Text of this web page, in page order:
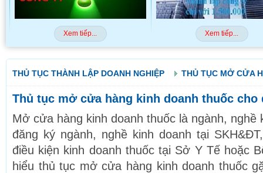
Xem tiếp... Xem tiếp...
THỦ TỤC THÀNH LẬP DOANH NGHIỆP THỦ TỤC MỞ CỬA
Thủ tục mở cửa hàng kinh doanh thuốc cho
Mở cửa hàng kinh doanh thuốc là ngành, nghề
đăng ký ngành, nghề kinh doanh tại
điều kiện kinh doanh thuốc tại Sở Y Tế hoặc
hiểu thủ tục mở cửa hàng kinh doanh thuốc